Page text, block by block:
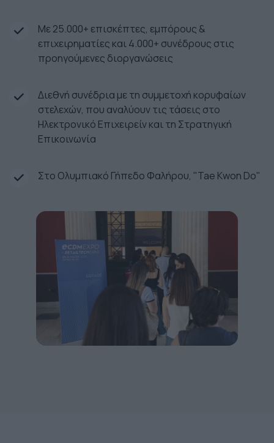
Με 25.000+ επισκέπτες, εμπόρους &
επιχειρηματίες και 4.000+ συνέδρους στις
προηγούμενες διοργανώσεις
Διεθνή συνέδρια με τη συμμετοχή κορυφαίων
στελεχών, που αναλύουν τις τάσεις στο
Ηλεκτρονικό Επιχειρείν και τη Στρατηγική
Επικοινωνία
Στο Ολυμπιακό Γήπεδο Φαλήρου, "Tae Kwon Do"